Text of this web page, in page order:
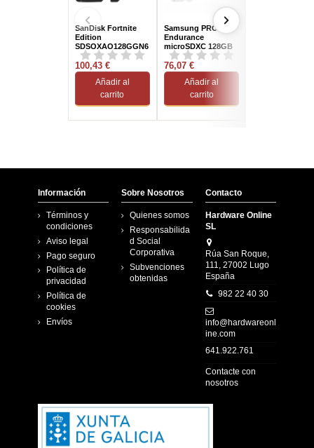
SanDisk Fortnite
Edition
SDSQXAO128GGN6
ZG 128GB
MicroSDXC UHS-I
100,43 €
Añadir al
carrito
Samsung PRO
Endurance
microSDXC 128GB
UHS-I V30 Clase 10
con Adaptador
76,07 €
Añadir al
carrito
Información
Términos y
condiciones
Aviso legal
Pago seguro
Política de
privacidad
Política de
cookies
Envíos
Sobre Nosotros
Quienes somos
Responsabilida
d Social
Corporativa
Subvenciones
obtenidas
Contacto
Hardware Online
SL
Rúa San Roque,
111, 27002 Lugo
España
982 22 40 30
info@hardwareonl
ine.com
641.922.761
Contacte con
nosotros